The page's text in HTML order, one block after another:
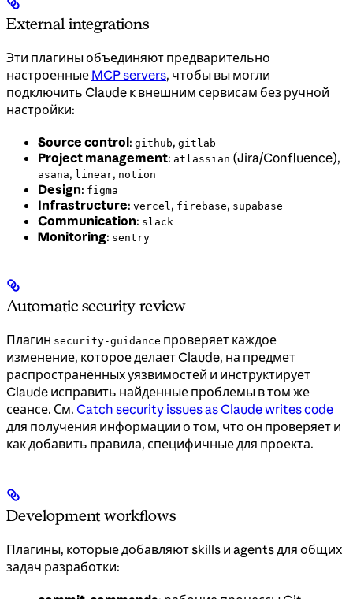
External integrations
Эти плагины объединяют предварительно
настроенные MCP servers, чтобы вы могли
подключить Claude к внешним сервисам без ручной
настройки:
Source control: github, gitlab
Project management: atlassian (Jira/Confluence),
asana, linear, notion
Design: figma
Infrastructure: vercel , firebase, supabase
Communication: slack
Monitoring: sentry
Automatic security review
Плагин security-guidance проверяет каждое
изменение, которое делает Claude, на предмет
распространённых уязвимостей и инструктирует
Claude исправить найденные проблемы в том же
сеансе. См. Catch security issues as Claude writes code
для получения информации о том, что он проверяет и
как добавить правила, специфичные для проекта.
Development workflows
Плагины, которые добавляют skills и agents для общих
задач разработки: